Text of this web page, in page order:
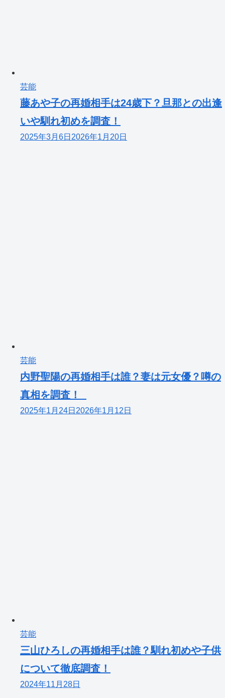
芸能
藤あや子の再婚相手は24歳下？旦那との出逢
いや馴れ初めを調査！
2025年3月6日 2026年1月20日
芸能
内野聖陽の再婚相手は誰？妻は元女優？噂の
真相を調査！
2025年1月24日 2026年1月12日
芸能
三山ひろしの再婚相手は誰？馴れ初めや子供
について徹底調査！
2024年11月28日